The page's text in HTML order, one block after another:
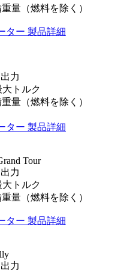
量（燃料を除く）
ター 製品詳細
力
大トルク
量（燃料を除く）
ター 製品詳細
Tour
力
大トルク
量（燃料を除く）
ター 製品詳細
力